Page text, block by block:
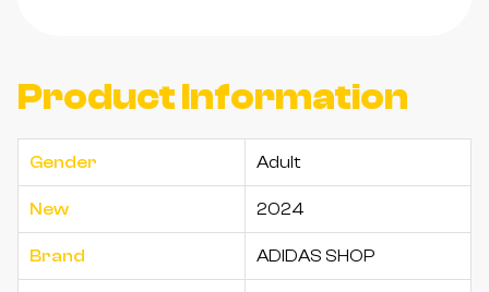
Product Information
Gender Adult
New 2024
Brand ADIDAS SHOP